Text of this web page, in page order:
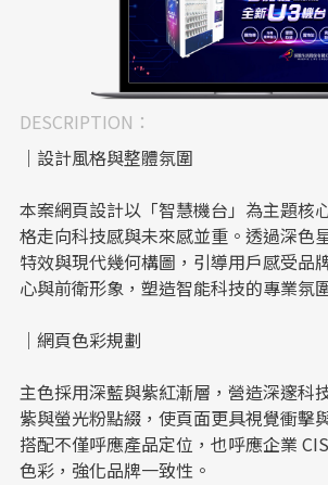
DESCRIPTION：
｜設計風格與整體氛圍
本案網頁設計以「智慧機台」為主題核
格走向科技感與未來感並重。透過深色
特效與現代幾何構圖，引導用戶感受品
心與前衛形象，塑造智能科技的專業氛
｜網頁色彩規劃
主色採用深藍與紫紅漸層，營造深邃科
紫與螢光粉點綴，使頁面更具視覺衝擊
搭配不僅呼應產品定位，也呼應企業
色彩，強化品牌一致性。